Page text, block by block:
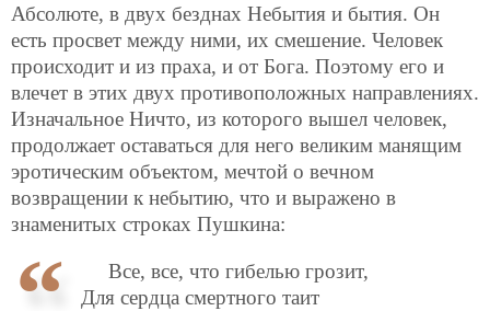
Абсолюте, в двух безднах Небытия и бытия. Он
есть просвет между ними, их смешение. Человек
происходит и из праха, и от Бога. Поэтому его и
влечет в этих двух противоположных направлениях.
Изначальное Ничто, из которого вышел человек,
продолжает оставаться для него великим манящим
эротическим объектом, мечтой о вечном
возвращении к небытию, что и выражено в
знаменитых строках Пушкина:
Все, все, что гибелью грозит,
Для сердца смертного таит